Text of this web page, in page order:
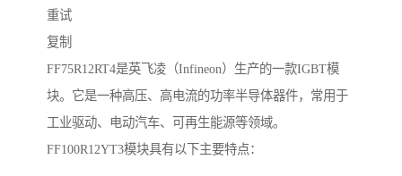
重试
复制
FF75R12RT4是英飞凌（Infineon）生产的一款IGBT模
块。它是一种高压、高电流的功率半导体器件，常用于
工业驱动、电动汽车、可再生能源等领域。
FF100R12YT3模块具有以下主要特点：